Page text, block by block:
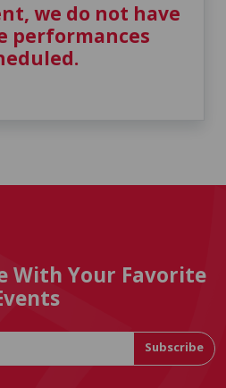
we do not have
performances
With Your Favorite
Subscribe